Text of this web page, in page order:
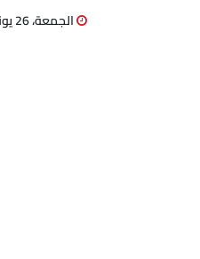
الجمعة، 26 يونيو 2026 07:00 م